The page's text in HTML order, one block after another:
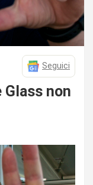
Seguici
Glass non